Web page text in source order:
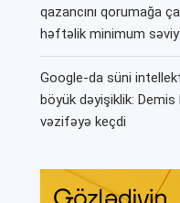
qazancını qorumağa
həftəlik minimum
Google-da süni
böyük dəyişiklik:
vəzifəyə keçdi